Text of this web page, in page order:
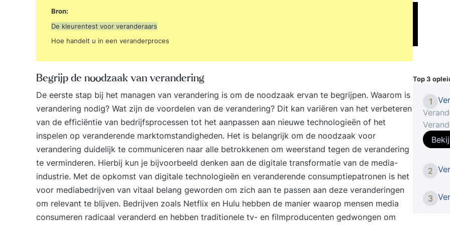
Bron:
De kleurentest voor veranderaars
Hoe handelt u in een veranderproces
Begrijp de noodzaak van verandering
De eerste stap bij het managen van verandering is om de noodzaak ervan te begrijpen. Waarom is
verandering nodig? Wat zijn de voordelen van de verandering? Dit kan variëren van het verbeteren
van de efficiëntie van bedrijfsprocessen tot het aanpassen aan nieuwe technologieën of het
inspelen op veranderende marktomstandigheden. Het is belangrijk om de noodzaak voor
verandering duidelijk te communiceren naar alle betrokkenen om weerstand tegen de verandering
te verminderen. Hierbij kun je bijvoorbeeld denken aan de digitale transformatie van de media-
industrie. Met de opkomst van digitale technologieën en veranderende consumptiepatronen is het
voor mediabedrijven van vitaal belang geworden om zich aan te passen aan deze veranderingen
om relevant te blijven. Bedrijven zoals Netflix en Hulu hebben de manier waarop mensen media
consumeren radicaal veranderd en hebben traditionele tv- en filmproducenten gedwongen om
Top 3
1
maar
2
3